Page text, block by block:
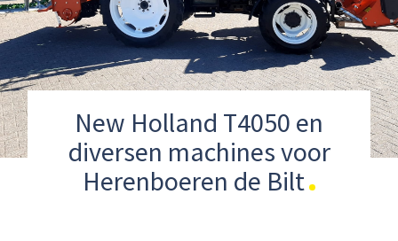
New Holland T4050 en
diversen machines voor
Herenboeren de Bilt